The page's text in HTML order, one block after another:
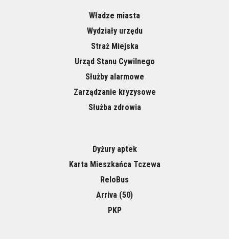
Władze miasta
Wydziały urzędu
Straż Miejska
Urząd Stanu Cywilnego
Służby alarmowe
Zarządzanie kryzysowe
Służba zdrowia
Dyżury aptek
Karta Mieszkańca Tczewa
ReloBus
Arriva (50)
PKP